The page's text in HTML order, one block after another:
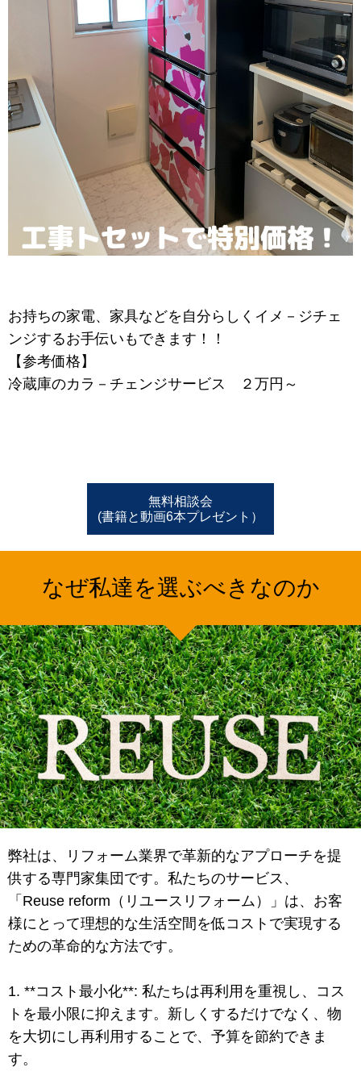
お持ちの家電、家具などを自分らしくイメ－ジチェ
ンジするお手伝いもできます！！
【参考価格】
冷蔵庫のカラ－チェンジサービス ２万円～
無料相談会
(書籍と動画6本プレゼント）
なぜ私達を選ぶべきなのか
弊社は、リフォーム業界で革新的なアプローチを提
供する専門家集団です。私たちのサービス、
「Reuse reform（リユースリフォーム）」は、お客
様にとって理想的な生活空間を低コストで実現する
ための革命的な方法です。
1. **コスト最小化**: 私たちは再利用を重視し、コス
トを最小限に抑えます。新しくするだけでなく、物
を大切にし再利用することで、予算を節約できま
す。